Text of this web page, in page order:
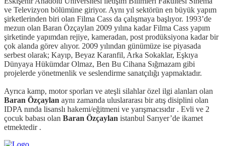
ve Televizyon bölümüne giriyor. Aynı yıl sektörün en büyük yapım
şirketlerinden biri olan Filma Cass da çalışmaya başlıyor. 1993’de
mezun olan Baran Özçaylan 2009 yılına kadar Filma Cass yapım
şirketinde yapımdan rejiye, kameradan, post prodüksiyona kadar bir
çok alanda görev alıyor. 2009 yılından günümüze ise piyasada
serbest olarak; Kayıp, Beyaz Karanfil, Arka Sokaklar, Eşkıya
Dünyaya Hükümdar Olmaz, Ben Bu Cihana Sığmazam gibi
projelerde yönetmenlik ve seslendirme sanatçılığı yapmaktadır.
Ayrıca kamp, motor sporları ve ateşli silahlar özel ilgi alanları olan
Baran Özçaylan aynı zamanda uluslararası bir atış disiplini olan
IDPA nında lisanslı hakemi/eğitmeni ve yarışmacısıdır . Evli ve 2
çocuk babası olan Baran Özçaylan istanbul Sarıyer’de ikamet
etmektedir .